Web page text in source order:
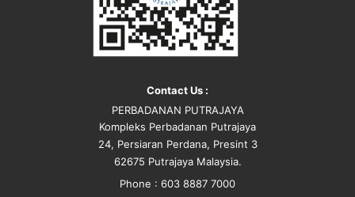
Contact Us :
PERBADANAN PUTRAJAYA
Kompleks Perbadanan Putrajaya
24, Persiaran Perdana, Presint 3
62675 Putrajaya Malaysia.
Phone : 603 8887 7000